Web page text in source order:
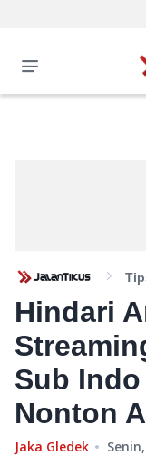
Hindari
Sub
Nonton
Jaka Gledek